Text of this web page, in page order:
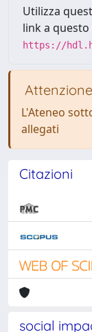
Utilizza
link a
https://
Attenzione
L'Ateneo
allegati
Citazioni
social